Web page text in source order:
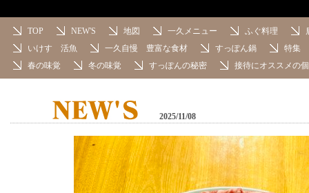
TOP NEW'S 地図 一久メニュー ふぐ料理
いけす 活魚
一久自慢 豊富な食材 すっぽん鍋
特集
春の味覚
冬の味覚 すっぽんの秘密 接待にオススメの
2025/11/08